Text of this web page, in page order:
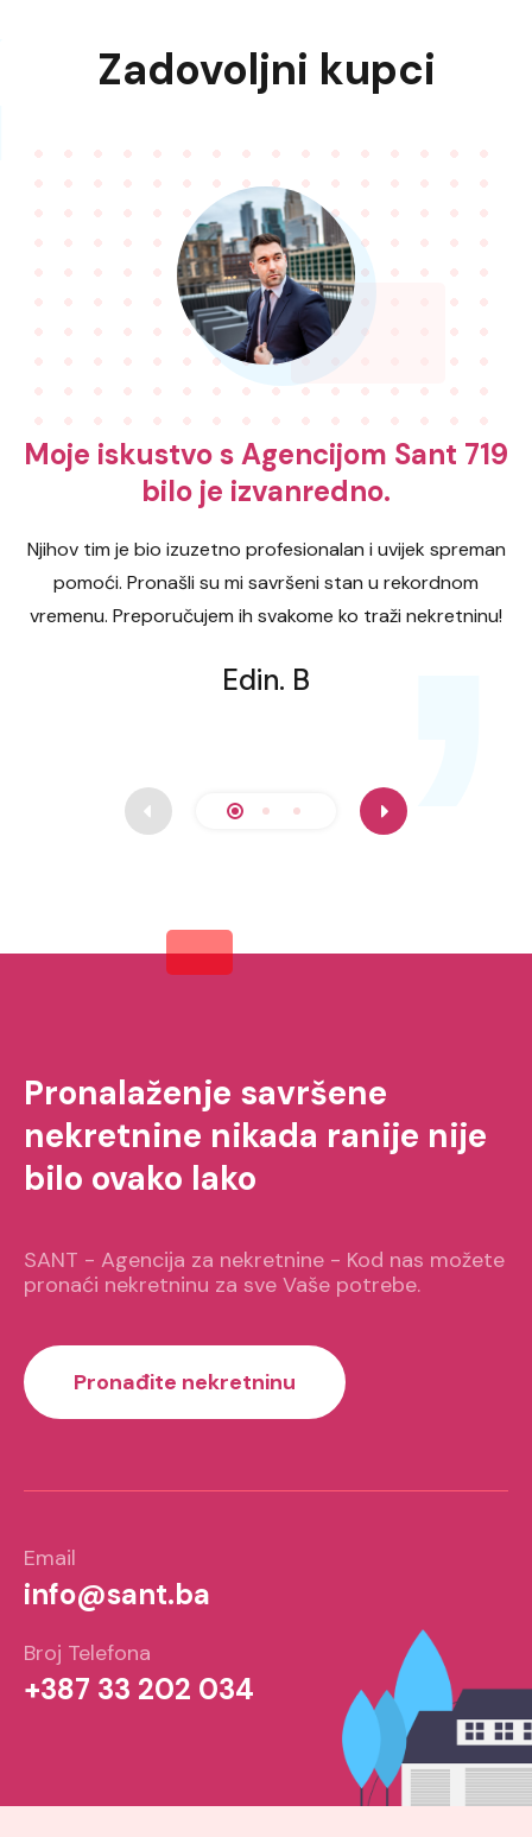
Zadovoljni kupci
Moje iskustvo s Agencijom Sant 719
bilo je izvanredno.
Njihov tim je bio izuzetno profesionalan i uvijek spreman
pomoći. Pronašli su mi savršeni stan u rekordnom
vremenu. Preporučujem ih svakome ko traži nekretninu!
Edin. B ,
Pronalaženje savršene
nekretnine nikada ranije nije
bilo ovako lako
SANT - Agencija za nekretnine - Kod nas možete
pronaći nekretninu za sve Vaše potrebe.
Pronađite nekretninu
Email
info@sant.ba
Broj Telefona
+387 33 202 034